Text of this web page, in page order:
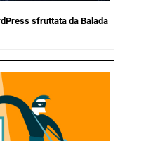
sfruttata da Balada